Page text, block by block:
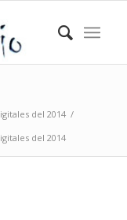
del 2014 /
del 2014